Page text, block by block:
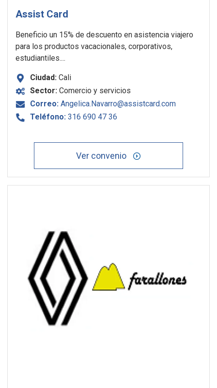
Assist Card
Beneficio un 15% de descuento en asistencia viajero
para los productos vacacionales, corporativos,
estudiantiles....
Ciudad: Cali
Sector: Comercio y servicios
Correo: Angelica.Navarro@assistcard.com
Teléfono: 316 690 47 36
Ver convenio